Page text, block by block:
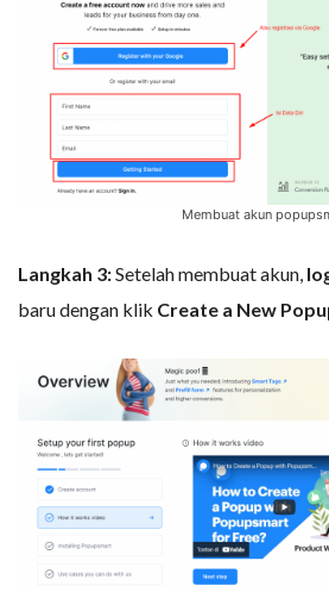
Membuat akun
Langkah 3:Setelah membuat akun,
baru dengan klik Create a New